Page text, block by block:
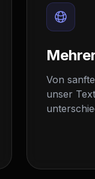
Von
unser